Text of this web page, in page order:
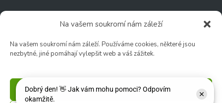
Na vašem soukromí nám záleží
Na vašem soukromí nám záleží. Používáme cookies, některé jsou
nezbytné, jiné pomáhají vylepšit web a váš zážitek.
Příjmout